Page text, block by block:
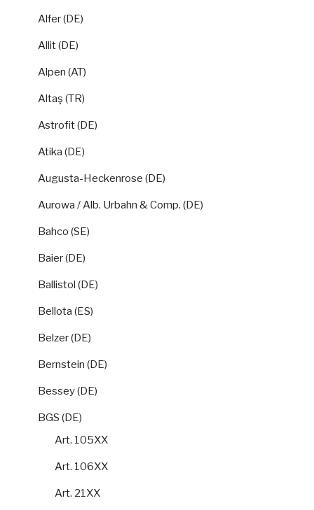
Alfer (DE)
Allit (DE)
Alpen (AT)
Altaş (TR)
Astrofit (DE)
Atika (DE)
Augusta-Heckenrose (DE)
Aurowa / Alb. Urbahn & Comp. (DE)
Bahco (SE)
Baier (DE)
Ballistol (DE)
Bellota (ES)
Belzer (DE)
Bernstein (DE)
Bessey (DE)
BGS (DE)
Art. 105XX
Art. 106XX
Art. 21XX